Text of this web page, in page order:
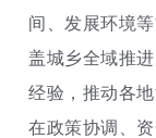
间、发展环境
盖城乡全域推
经验，推动各
在政策协调、